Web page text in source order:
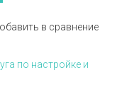
в сравнение
по настройке и